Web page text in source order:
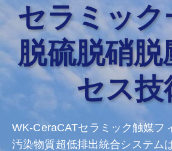
セラミック
脱硫脱硝脱
セス技
WK-CeraCATセラミック触媒フ
汚染物質超低排出統合システム